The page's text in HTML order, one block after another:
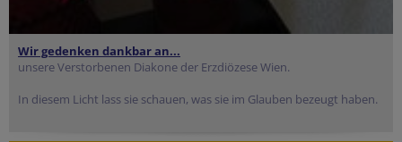
Wir gedenken dankbar an...
unsere Verstorbenen Diakone der Erzdiözese Wien.
In diesem Licht lass sie schauen, was sie im Glauben bezeugt haben.